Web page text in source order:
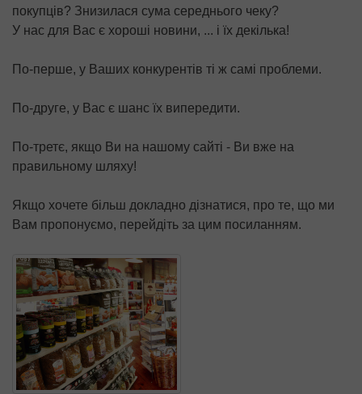
покупців? Знизилася сума середнього чеку?
У нас для Вас є хороші новини, ... і їх декілька!
По-перше, у Ваших конкурентів ті ж самі проблеми.
По-друге, у Вас є шанс їх випередити.
По-третє, якщо Ви на нашому сайті - Ви вже на
правильному шляху!
Якщо хочете більш докладно дізнатися, про те, що ми
Вам пропонуємо, перейдіть за цим посиланням.